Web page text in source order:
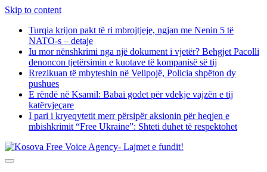
Skip to content
Turqia krijon pakt të ri mbrojtjeje, ngjan me Nenin 5 të
NATO-s – detaje
Iu mor nënshkrimi nga një dokument i vjetër? Behgjet Pacolli
denoncon tjetërsimin e kuotave të kompanisë së tij
Rrezikuan të mbyteshin në Velipojë, Policia shpëton dy
pushues
E rëndë në Ksamil: Babai godet për vdekje vajzën e tij
katërvjeçare
I pari i kryeqytetit merr përsipër aksionin për heqjen e
mbishkrimit “Free Ukraine”: Shteti duhet të respektohet